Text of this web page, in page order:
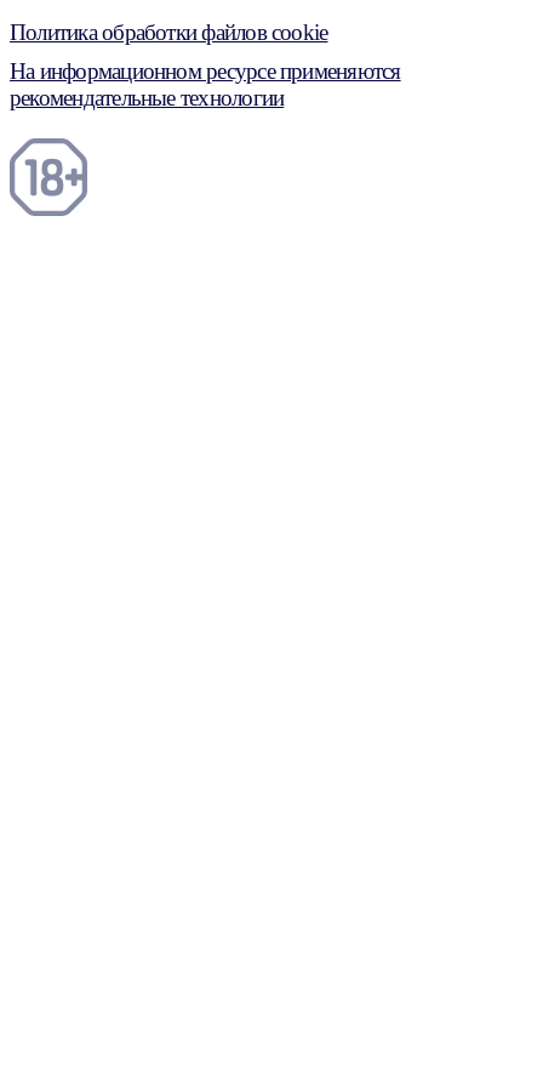
Политика обработки файлов cookie
На информационном ресурсе применяются
рекомендательные технологии